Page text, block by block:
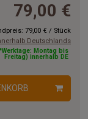
79,00 €
79,00 € / Stück
Deutschlands
Montag bis
Freitag) innerhalb DE